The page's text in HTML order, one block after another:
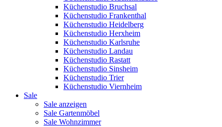
Küchenstudio Bruchsal
Küchenstudio Frankenthal
Küchenstudio Heidelberg
Küchenstudio Herxheim
Küchenstudio Karlsruhe
Küchenstudio Landau
Küchenstudio Rastatt
Küchenstudio Sinsheim
Küchenstudio Trier
Küchenstudio Viernheim
Sale
Sale anzeigen
Sale Gartenmöbel
Sale Wohnzimmer